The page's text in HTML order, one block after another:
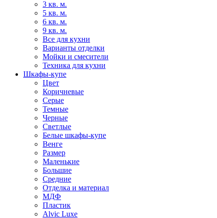
3 кв. м.
5 кв. м.
6 кв. м.
9 кв. м.
Все для кухни
Варианты отделки
Мойки и смесители
Техника для кухни
Шкафы-купе
Цвет
Коричневые
Серые
Темные
Черные
Светлые
Белые шкафы-купе
Венге
Размер
Маленькие
Большие
Средние
Отделка и материал
МДФ
Пластик
Alvic Luxe